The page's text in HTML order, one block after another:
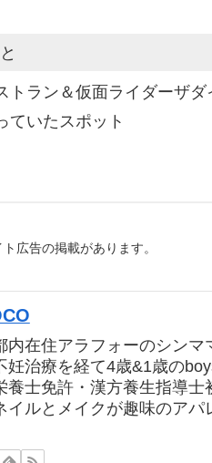
トラン＆仮面ライダーザダ
ていたスポット
広告の掲載があります。
在住アラフォーのシンマ
治療を経て4歳&1歳の
士免許・漢方養生指導士
ルとメイクが趣味のアパ